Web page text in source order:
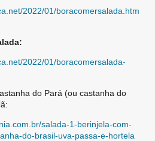
2022/01/boracomersalada.htm
2022/01/boracomersalada-
do Pará (ou castanha do
salada-1-berinjela-com-
do-brasil-uva-passa-e-hortela